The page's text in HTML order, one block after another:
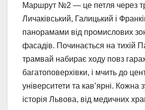
Маршрут №2 — це петля через
Личаківський, Галицький і
панорамами від промислових
фасадів. Починається на тихій
трамвай набирає ходу повз
багатоповерхівки, і мчить до
університети та кав’ярні. Кожна
історія Львова, від медичних